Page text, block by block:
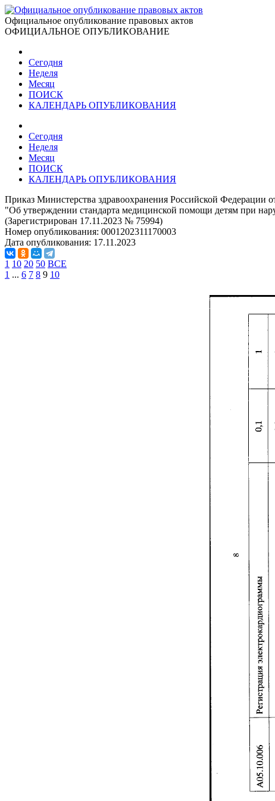
Официальное опубликование правовых актов
ОФИЦИАЛЬНОЕ ОПУБЛИКОВАНИЕ
Сегодня
Неделя
Месяц
ПОИСК
КАЛЕНДАРЬ ОПУБЛИКОВАНИЯ
Сегодня
Неделя
Месяц
ПОИСК
КАЛЕНДАРЬ ОПУБЛИКОВАНИЯ
Приказ Министерства здравоохранения Российской Федерации
"Об утверждении стандарта медицинской помощи детям при
(Зарегистрирован 17.11.2023 № 75994)
Номер опубликования: 0001202311170003
Дата опубликования: 17.11.2023
1 10 20 50 ВСЕ
1 ... 6 7 8 9 10